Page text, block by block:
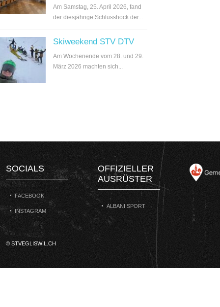
Am Samstag, 25. April 2026, fand
der diesjährige Schlusshock der...
Skiweekend STV DTV
Am Wochenende vom 28. und 29.
März 2026 machten sich...
SOCIALS
FACEBOOK
INSTAGRAM
OFFIZIELLER
AUSRÜSTER
ALBANI SPORT
© STVEGLISWIL.CH